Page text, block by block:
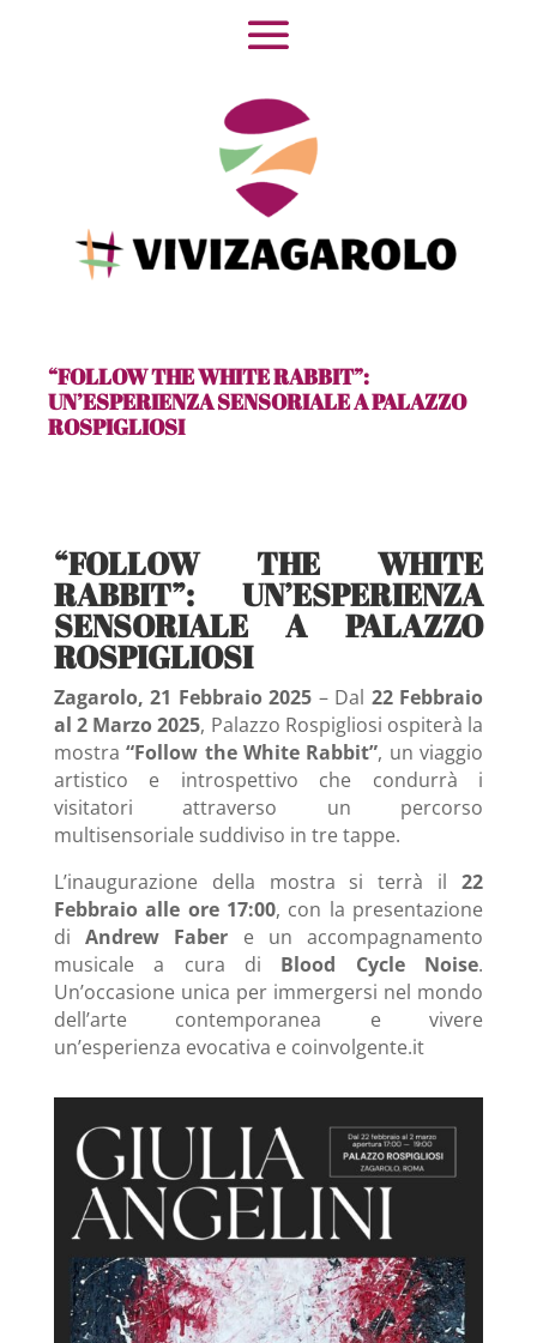
“FOLLOW THE WHITE RABBIT”:
UN’ESPERIENZA SENSORIALE A PALAZZO
ROSPIGLIOSI
“FOLLOW THE WHITE
RABBIT”: UN’ESPERIENZA
SENSORIALE A PALAZZO
ROSPIGLIOSI
Zagarolo, 21 Febbraio 2025 – Dal 22 Febbraio
al 2 Marzo 2025, Palazzo Rospigliosi ospiterà la
mostra“Follow the White Rabbit”, un viaggio
artistico e introspettivo che condurrà i
visitatori attraverso un percorso
multisensoriale suddiviso in tre tappe.
L’inaugurazione della mostra si terrà il22
Febbraio alle ore 17:00, con la presentazione
diAndrew Faber e un accompagnamento
musicale a cura di Blood Cycle Noise.
Un’occasione unica per immergersi nel mondo
dell’arte contemporanea e vivere
un’esperienza evocativa e coinvolgente.it